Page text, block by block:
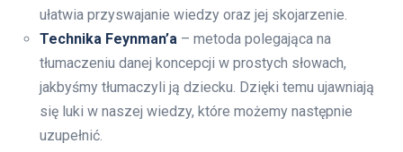
ułatwia przyswajanie wiedzy oraz jej skojarzenie.
Technika Feynman’a – metoda polegająca na
tłumaczeniu danej koncepcji w prostych słowach,
jakbyśmy tłumaczyli ją dziecku. Dzięki temu ujawniają
się luki w naszej wiedzy, które możemy następnie
uzupełnić.